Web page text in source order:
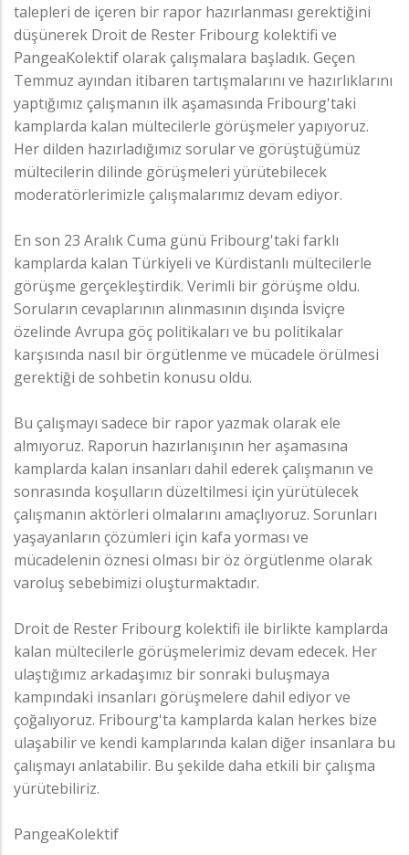
talepleri de içeren bir rapor hazırlanması gerektiğini
düşünerek Droit de Rester Fribourg kolektifi ve
PangeaKolektif olarak çalışmalara başladık. Geçen
Temmuz ayından itibaren tartışmalarını ve hazırlıklarını
yaptığımız çalışmanın ilk aşamasında Fribourg'taki
kamplarda kalan mültecilerle görüşmeler yapıyoruz.
Her dilden hazırladığımız sorular ve görüştüğümüz
mültecilerin dilinde görüşmeleri yürütebilecek
moderatörlerimizle çalışmalarımız devam ediyor.
En son 23 Aralık Cuma günü Fribourg'taki farklı
kamplarda kalan Türkiyeli ve Kürdistanlı mültecilerle
görüşme gerçekleştirdik. Verimli bir görüşme oldu.
Soruların cevaplarının alınmasının dışında İsviçre
özelinde Avrupa göç politikaları ve bu politikalar
karşısında nasıl bir örgütlenme ve mücadele örülmesi
gerektiği de sohbetin konusu oldu.
Bu çalışmayı sadece bir rapor yazmak olarak ele
almıyoruz. Raporun hazırlanışının her aşamasına
kamplarda kalan insanları dahil ederek çalışmanın ve
sonrasında koşulların düzeltilmesi için yürütülecek
çalışmanın aktörleri olmalarını amaçlıyoruz. Sorunları
yaşayanların çözümleri için kafa yorması ve
mücadelenin öznesi olması bir öz örgütlenme olarak
varoluş sebebimizi oluşturmaktadır.
Droit de Rester Fribourg kolektifi ile birlikte kamplarda
kalan mültecilerle görüşmelerimiz devam edecek. Her
ulaştığımız arkadaşımız bir sonraki buluşmaya
kampındaki insanları görüşmelere dahil ediyor ve
çoğalıyoruz. Fribourg'ta kamplarda kalan herkes bize
ulaşabilir ve kendi kamplarında kalan diğer insanlara bu
çalışmayı anlatabilir. Bu şekilde daha etkili bir çalışma
yürütebiliriz.
PangeaKolektif